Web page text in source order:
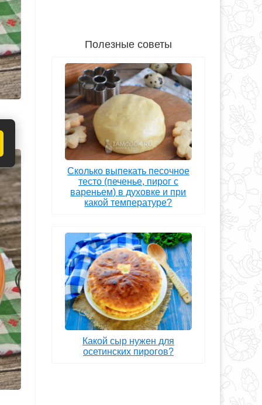
Полезные советы
Сколько выпекать песочное
тесто (печенье, пирог с
вареньем) в духовке и при
какой температуре?
Какой сыр нужен для
осетинских пирогов?